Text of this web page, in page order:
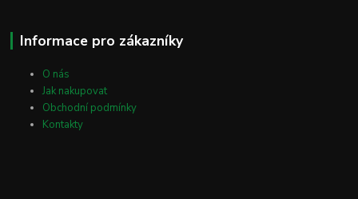
Informace pro zákazníky
O nás
Jak nakupovat
Obchodní podmínky
Kontakty